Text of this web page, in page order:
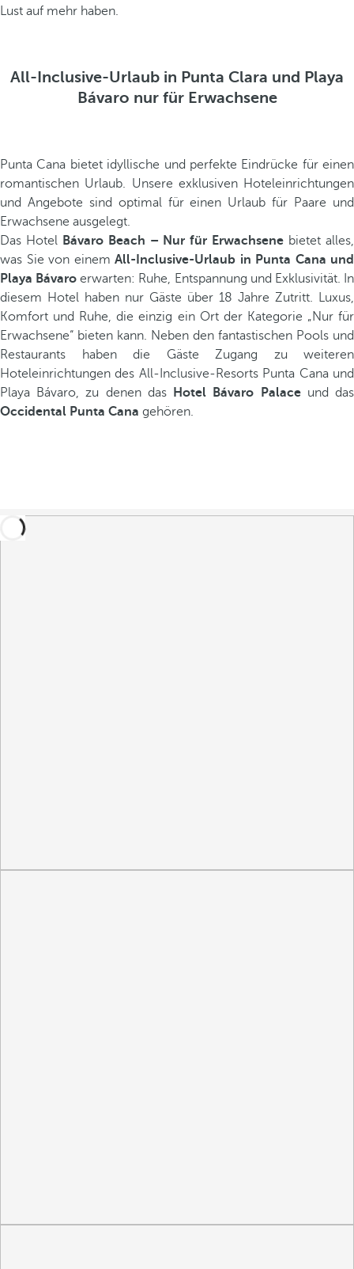
Lust auf mehr haben.
All-Inclusive-Urlaub in Punta Clara und Playa
Bávaro nur für Erwachsene
Punta Cana bietet idyllische und perfekte Eindrücke für einen
romantischen Urlaub. Unsere exklusiven Hoteleinrichtungen
und Angebote sind optimal für einen Urlaub für Paare und
Erwachsene ausgelegt.
Das Hotel Bávaro Beach – Nur für Erwachsene bietet alles,
was Sie von einem All-Inclusive-Urlaub in Punta Cana und
Playa Bávaro erwarten: Ruhe, Entspannung und Exklusivität. In
diesem Hotel haben nur Gäste über 18 Jahre Zutritt. Luxus,
Komfort und Ruhe, die einzig ein Ort der Kategorie „Nur für
Erwachsene“ bieten kann. Neben den fantastischen Pools und
Restaurants haben die Gäste Zugang zu weiteren
Hoteleinrichtungen des All-Inclusive-Resorts Punta Cana und
Playa Bávaro, zu denen das
Hotel Bávaro Palaceund das
Occidental Punta Cana gehören.